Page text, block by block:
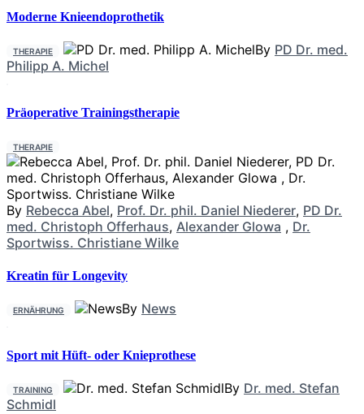
Moderne Knieendoprothetik
THERAPIE By PD Dr. med.
Philipp A. Michel
Präoperative Trainingstherapie
THERAPIE
By Rebecca Abel, Prof. Dr. phil. Daniel Niederer, PD Dr.
med. Christoph Offerhaus, Alexander Glowa , Dr.
Sportwiss. Christiane Wilke
Kreatin für Longevity
ERNÄHRUNG By News
Sport mit Hüft- oder Knieprothese
TRAINING By Dr. med. Stefan
Schmidl